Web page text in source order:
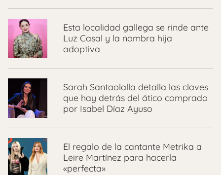
Esta localidad gallega se rinde ante
Luz Casal y la nombra hija
adoptiva
Sarah Santaolalla detalla las claves
que hay detrás del ático comprado
por Isabel Díaz Ayuso
El regalo de la cantante Metrika a
Leire Martínez para hacerla
«perfecta»